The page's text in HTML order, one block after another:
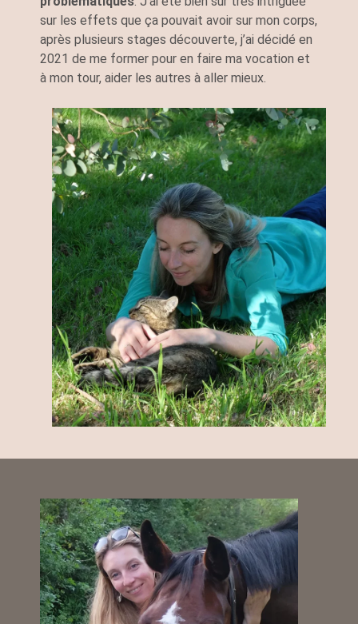
sur les effets que ça pouvait avoir sur mon corps,
après plusieurs stages découverte, j’ai décidé en
2021 de me former pour en faire ma vocation et
à mon tour, aider les autres à aller mieux.